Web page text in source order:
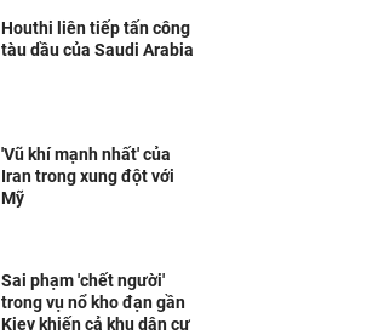
Houthi liên tiếp tấn công
tàu dầu của Saudi Arabia
'Vũ khí mạnh nhất' của
Iran trong xung đột với
Mỹ
Sai phạm 'chết người'
trong vụ nổ kho đạn gần
Kiev khiến cả khu dân cư